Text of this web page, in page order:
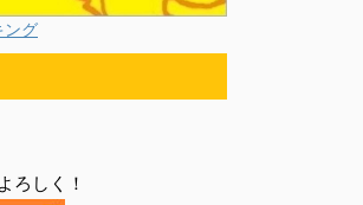
ング
ろしく！